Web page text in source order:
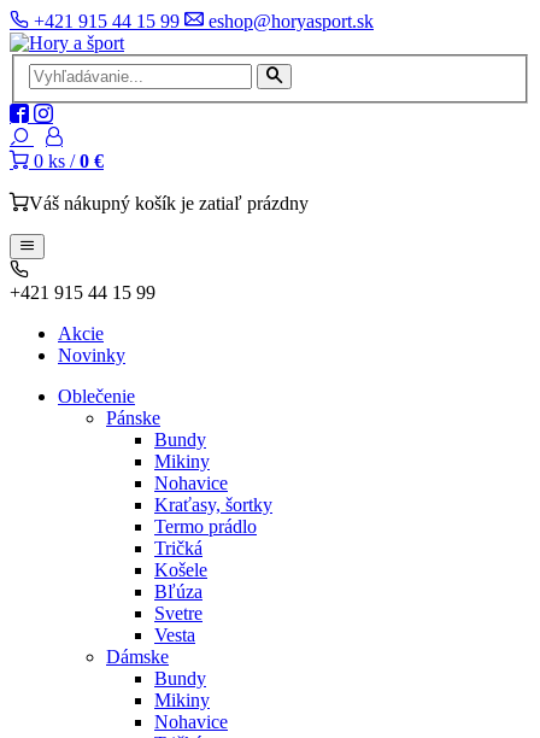
+421 915 44 15 99 eshop@horyasport.sk
0 ks / 0 €
Váš nákupný košík je zatiaľ prázdny
+421 915 44 15 99
Akcie
Novinky
Oblečenie
Pánske
Bundy
Mikiny
Nohavice
Kraťasy, šortky
Termo prádlo
Tričká
Košele
Bľúza
Svetre
Vesta
Dámske
Bundy
Mikiny
Nohavice